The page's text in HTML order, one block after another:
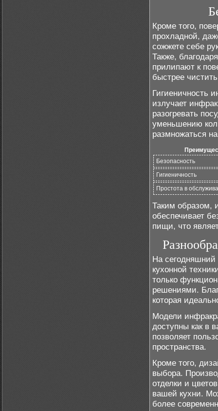
Кроме того,
прохладной,
сожжете себе
Также,
прилипают к
быстрее
Гигиеничность
излучает
разогревать
уменьшению
размножаться
Безопасность
Гигиеничность
Простота в
Таким образом,
обеспечивает
пищи, что
На
кухонной
только
решениями.
которая
Модели
доступны как в
позволяет
пространства.
Кроме того,
выбора.
отделки и
вашей кухни.
более